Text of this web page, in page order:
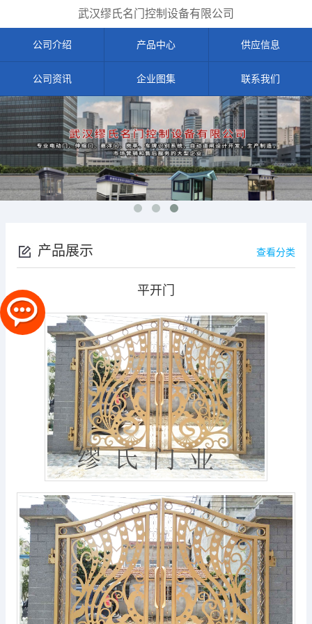
武汉缪氏名门控制设备有限公司
公司介绍 产品中心 供应信息
公司资讯 企业图集 联系我们
产品展示 查看分类
平开门